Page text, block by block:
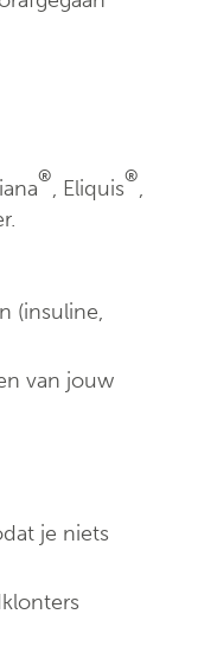
®, Eliquis®,
(insuline,
van jouw
je niets